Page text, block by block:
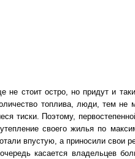
не стоит остро, но придут и
топлива, люди, тем не
тиски. Поэтому,
своего жилья по
впустую, а приносили свои
касается владельцев